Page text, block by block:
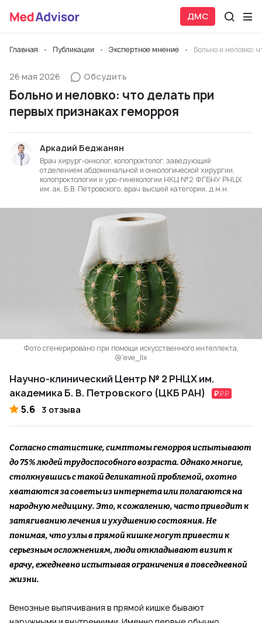
ДМС
Главная Публикации Экспертное мнение Больно и неловко:
26 мая 2026 Обсудить
Больно и неловко: что делать при
первых признаках геморроя
Аркадий Беджанян
Врач хирург-онколог, колопроктолог, заведующий
отделением абдоминальной и онкологической хирургии,
колопроктологии и уро-гинекологии НКЦ №2 ФГБНУ РНЦХ
им. ак. Б.В. Петровского, врач высшей категории, д.м.н.
Фото сгенерировано при помощи искусственного интеллекта,
@'eve_Ilx
Научно-клинический Центр № 2 РНЦХ им.
академика Б. В. Петровского (ЦКБ РАН)
5.6 3 отзыва
Согласно статистике, симптомы геморроя испытывают
до 75% людей трудоспособного возраста. Однако многие,
столкнувшись с такой деликатной проблемой, охотно
хватаются за советы из интернета или полагаются на
народную медицину. Это, к сожалению, часто приводит к
затягиванию лечения и ухудшению состояния. Не
понимая, что узлы в прямой кишке могут привести к
серьезным осложнениям, люди откладывают визит к
врачу, ежедневно испытывая ограничения в повседневной
жизни.
Венозные выпячивания в прямой кишке бывают